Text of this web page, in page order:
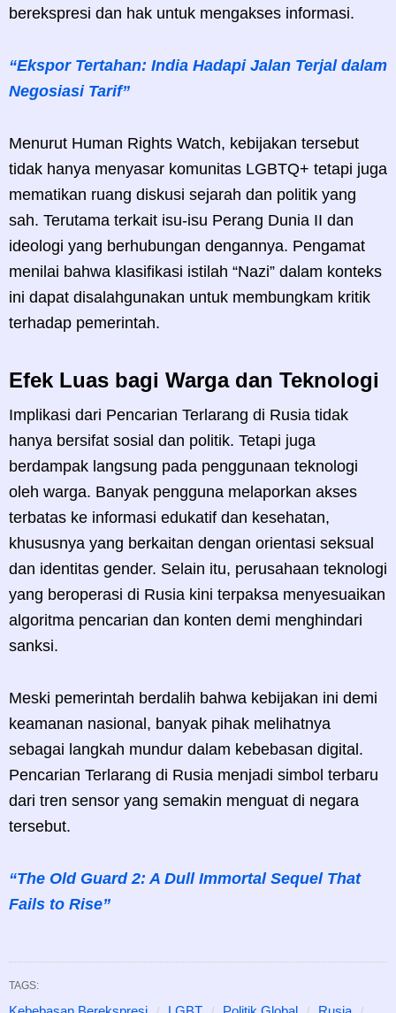
berekspresi dan hak untuk mengakses informasi.
“Ekspor Tertahan: India Hadapi Jalan Terjal dalam
Negosiasi Tarif”
Menurut Human Rights Watch, kebijakan tersebut
tidak hanya menyasar komunitas LGBTQ+ tetapi juga
mematikan ruang diskusi sejarah dan politik yang
sah. Terutama terkait isu-isu Perang Dunia II dan
ideologi yang berhubungan dengannya. Pengamat
menilai bahwa klasifikasi istilah “Nazi” dalam konteks
ini dapat disalahgunakan untuk membungkam kritik
terhadap pemerintah.
Efek Luas bagi Warga dan Teknologi
Implikasi dari Pencarian Terlarang di Rusia tidak
hanya bersifat sosial dan politik. Tetapi juga
berdampak langsung pada penggunaan teknologi
oleh warga. Banyak pengguna melaporkan akses
terbatas ke informasi edukatif dan kesehatan,
khususnya yang berkaitan dengan orientasi seksual
dan identitas gender. Selain itu, perusahaan teknologi
yang beroperasi di Rusia kini terpaksa menyesuaikan
algoritma pencarian dan konten demi menghindari
sanksi.
Meski pemerintah berdalih bahwa kebijakan ini demi
keamanan nasional, banyak pihak melihatnya
sebagai langkah mundur dalam kebebasan digital.
Pencarian Terlarang di Rusia menjadi simbol terbaru
dari tren sensor yang semakin menguat di negara
tersebut.
“The Old Guard 2: A Dull Immortal Sequel That
Fails to Rise”
TAGS: